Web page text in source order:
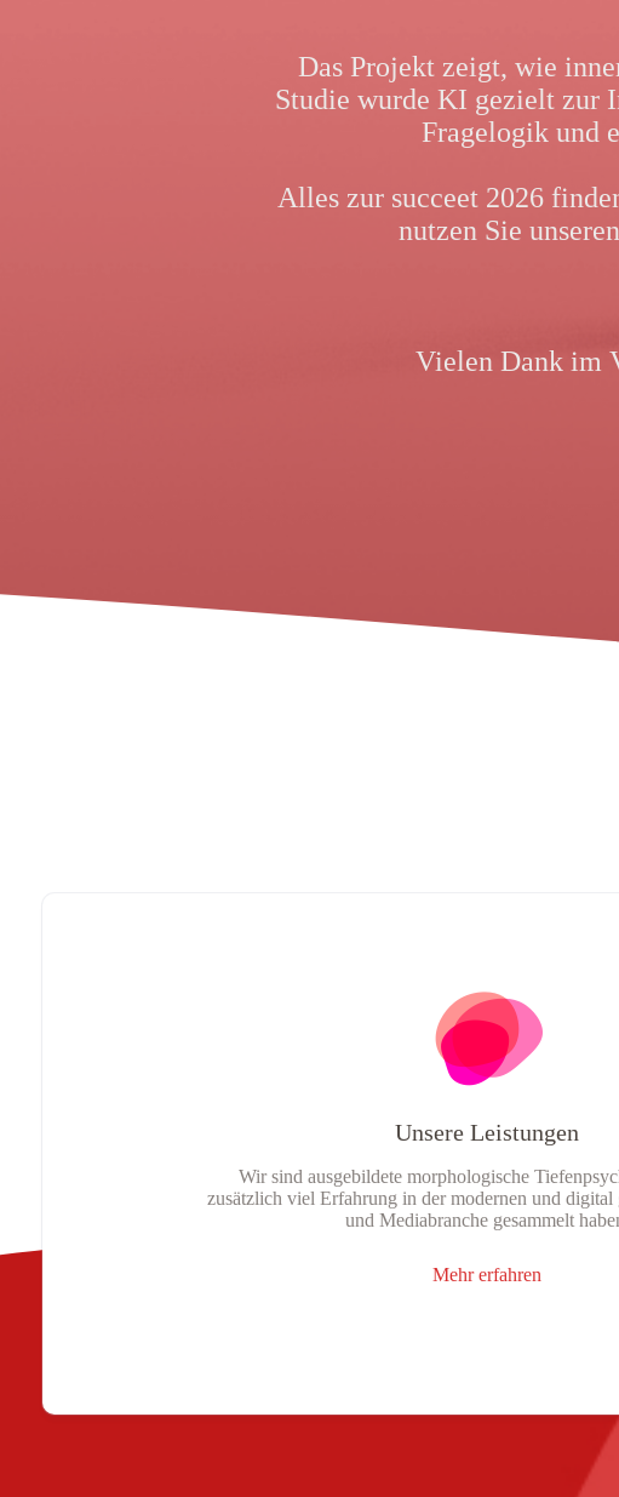
Das Projekt zeigt, wie
Studie wurde KI gezielt zur
Fragelogik und
Alles zur succeet 2026
nutzen Sie
Vielen Dank im
Unsere Leistungen
Wir sind ausgebildete morphologische
zusätzlich viel Erfahrung in der modernen und digital
und Mediabranche gesammelt
Mehr erfahren